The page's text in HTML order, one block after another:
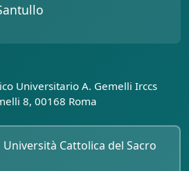
Universitario A. Gemelli Irccs
8, 00168 Roma
Università Cattolica del Sacro